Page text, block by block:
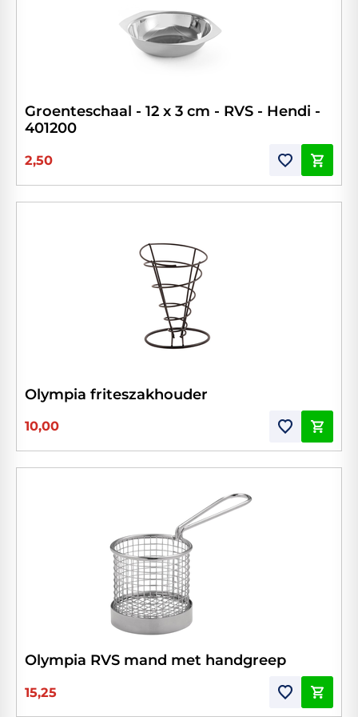
Groenteschaal - 12 x 3 cm - RVS - Hendi -
401200
2,50
Olympia friteszakhouder
10,00
Olympia RVS mand met handgreep
15,25